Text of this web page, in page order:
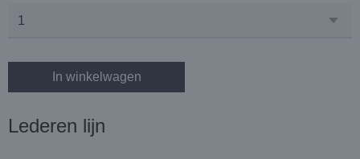
In winkelwagen
Lederen lijn